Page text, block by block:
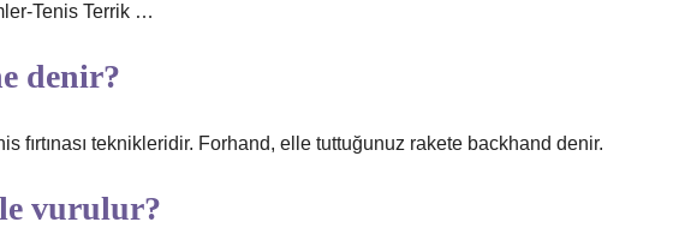
Tenis Terrik …
denir?
fırtınası teknikleridir. Forhand, elle tuttuğunuz rakete backhand denir.
vurulur?